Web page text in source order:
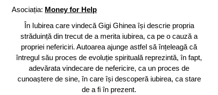
Asociația: Money for Help
În Iubirea care vindecă Gigi Ghinea își descrie propria
străduință din trecut de a merita iubirea, ca pe o cauză a
propriei nefericiri. Autoarea ajunge astfel să înțeleagă că
întregul său proces de evoluție spirituală reprezintă, în fapt,
adevărata vindecare de nefericire, ca un proces de
cunoaștere de sine, în care își descoperă iubirea, ca stare
de a fi în prezent.